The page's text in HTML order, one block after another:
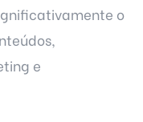
o
e